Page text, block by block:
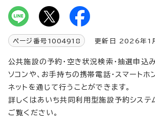
ページ番号 1004918 更新日 2026年1
公共施設の予約・空き状況検索・抽選申込
ソコンや、お手持ちの携帯電話・スマートホ
ネットを通じて行うことができます。
詳しくはあいち共同利用型施設予約システ
ご覧ください。